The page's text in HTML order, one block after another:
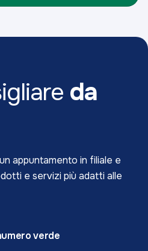
da
appuntamento in filiale e
e servizi più adatti alle
verde